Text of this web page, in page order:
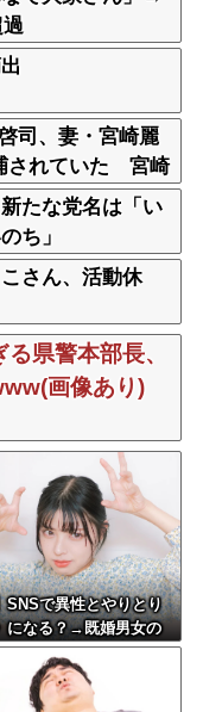
司、妻・宮崎麗
されていた 宮崎
打撲、頸部損傷
たな党名は「い
ち」
さん、活動休
る県警本部長、
画像あり)
SNSで異性とやりとり
になる？→既婚男女の
さかの『こう』回答し
w w w w w w w w